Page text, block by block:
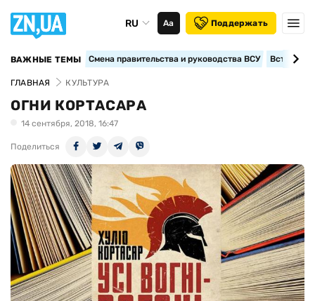
RU Аа Поддержать
ВАЖНЫЕ ТЕМЫ Смена правительства и руководства ВСУ
ГЛАВНАЯ КУЛЬТУРА
ОГНИ КОРТАСАРА
14 сентября, 2018, 16:47
Поделиться